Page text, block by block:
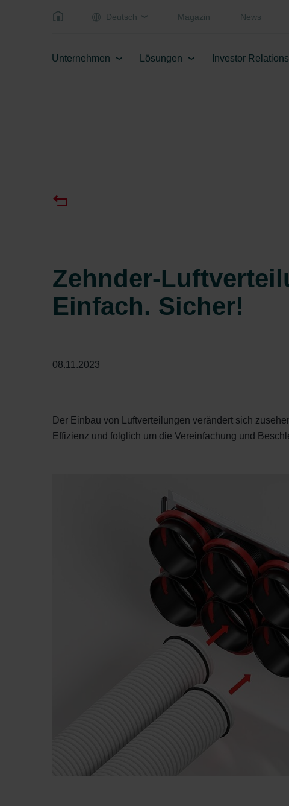
Deutsch Magazin News
Unternehmen Lösungen Investor Relations
Zehnder-
Einfach. Sicher!
08.11.2023
Der Einbau von Luftverteilungen verändert sich
Effizienz und folglich um die Vereinfachung und